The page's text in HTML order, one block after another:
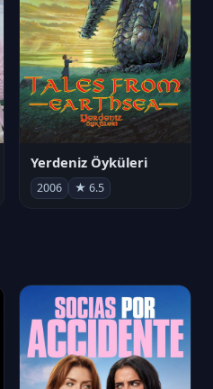
Yerdeniz Öyküleri
2006 ★ 6.5